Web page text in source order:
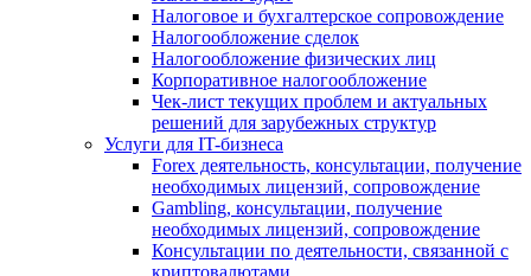
Налоговое и бухгалтерское сопровождение
Налогообложение сделок
Налогообложение физических лиц
Корпоративное налогообложение
Чек-лист текущих проблем и актуальных
решений для зарубежных структур
Услуги для IT-бизнеса
Forex деятельность, консультации, получение
необходимых лицензий, сопровождение
Gambling, консультации, получение
необходимых лицензий, сопровождение
Консультации по деятельности, связанной с
криптовалютами